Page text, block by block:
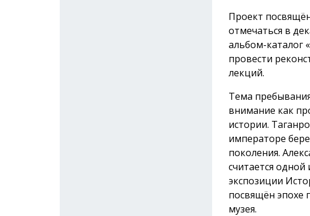
Проект
отмечаться в
альбом-каталог
провести
лекций.
Тема
внимание как
истории.
императоре
поколения.
считается
экспозиции
посвящён эпохе
музея.